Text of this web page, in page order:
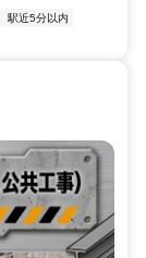
駅近5分以内